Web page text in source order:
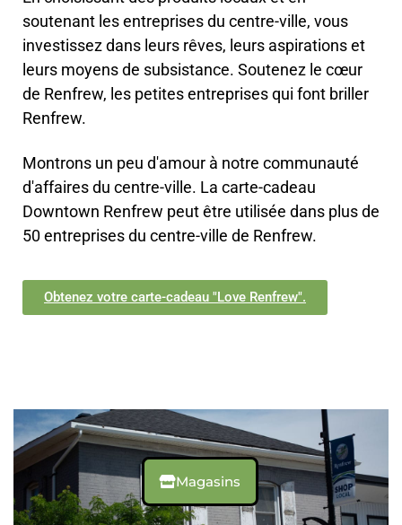
soutenant les entreprises du centre-ville, vous
investissez dans leurs rêves, leurs aspirations et
leurs moyens de subsistance. Soutenez le cœur
de Renfrew, les petites entreprises qui font briller
Renfrew.
Montrons un peu d'amour à notre communauté
d'affaires du centre-ville. La carte-cadeau
Downtown Renfrew peut être utilisée dans plus de
50 entreprises du centre-ville de Renfrew.
Obtenez votre carte-cadeau "Love Renfrew".
Magasins